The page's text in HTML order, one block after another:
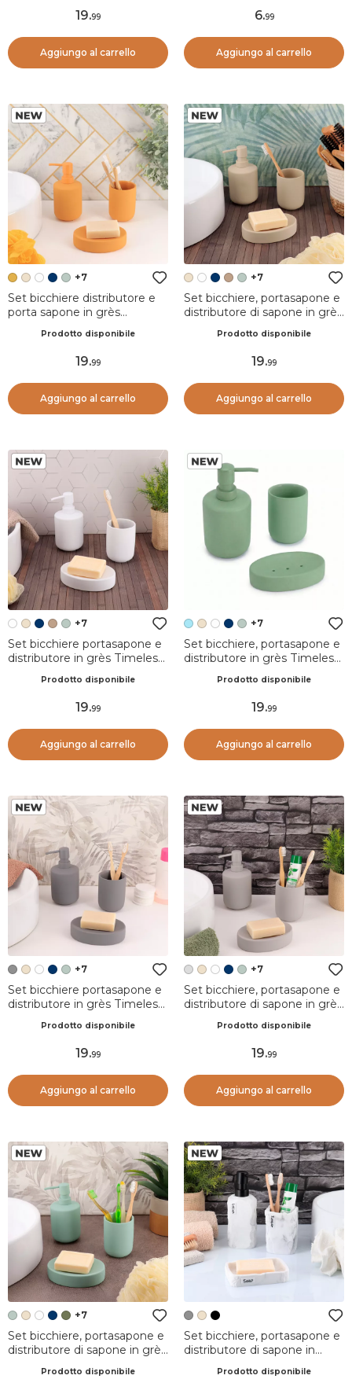
19.99
Aggiungo al carrello
6.99
Aggiungo al carrello
+7
Set bicchiere distributore e
porta sapone in grès
Prodotto disponibile
19.99
Aggiungo al carrello
+7
Set bicchiere, portasapone e
distributore di sapone in grès
Prodotto disponibile
19.99
Aggiungo al carrello
+7
Set bicchiere portasapone e
distributore in grès Timeless
Prodotto disponibile
19.99
Aggiungo al carrello
+7
Set bicchiere, portasapone e
distributore in grès Timeless
Prodotto disponibile
19.99
Aggiungo al carrello
+7
Set bicchiere portasapone e
distributore in grès Timeless
Prodotto disponibile
19.99
Aggiungo al carrello
+7
Set bicchiere, portasapone e
distributore di sapone in grès
Prodotto disponibile
19.99
Aggiungo al carrello
+7
Set bicchiere, portasapone e
distributore di sapone in grès
Prodotto disponibile
Set bicchiere, portasapone e
distributore di sapone in
Prodotto disponibile